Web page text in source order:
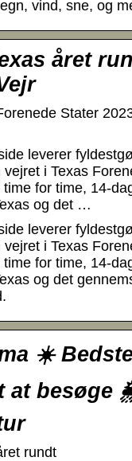
vind, sne, og
året
Stater
leverer
i Texas
for time, 14-
og det …
leverer
i Texas
for time, 14-
og det
☀️
at besøge
rundt